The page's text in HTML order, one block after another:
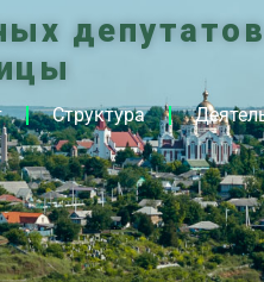
Структура